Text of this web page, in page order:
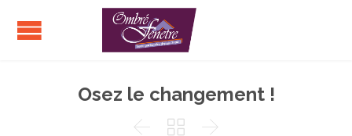
Osez le changement !
  